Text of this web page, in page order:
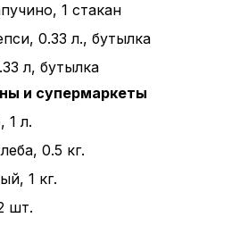
1 стакан
0.33 л., бутылка
л, бутылка
и супермаркеты
1 л.
0.5 кг.
1 кг.
шт.